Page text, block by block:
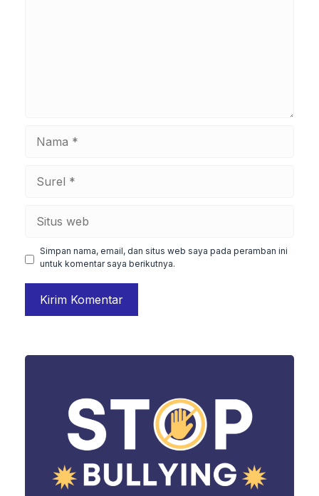
web
Simpan nama, email, dan situs web saya pada peramban ini
untuk komentar saya berikutnya.